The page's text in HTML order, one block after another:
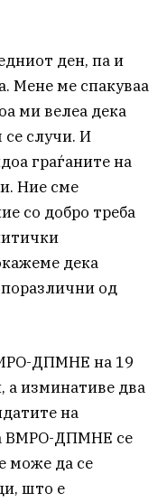
ден, па и
Мене ме спакуваа
ми велеа дека
случи. И
граѓаните на
Ние сме
со добро треба
дека
од
ДПМНЕ на 19
а изминативе два
на
ВМРО-ДПМНЕ се
може да се
што е